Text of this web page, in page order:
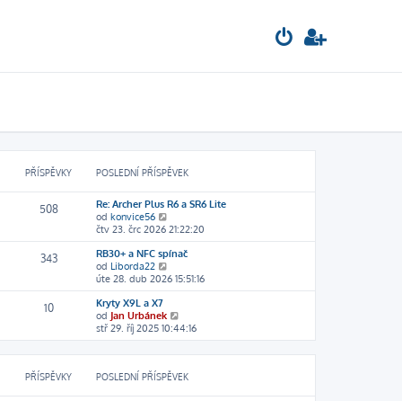
PŘÍSPĚVKY POSLEDNÍ PŘÍSPĚVEK
508
Re: Archer Plus R6 a SR6 Lite
od konvice56
o
b
r
z
i
p
o
s
l
d
čtv 23. črc 2026 21:22:20
343
RB30+ a NFC spínač
od Liborda22
o
b
a
z
i
t
o
úte 28. dub 2026 15:51:16
10
Kryty X9L a X7
od Jan Urbánek
o
b
r
z
stř 29. říj 2025 10:44:16
PŘÍSPĚVKY POSLEDNÍ PŘÍSPĚVEK